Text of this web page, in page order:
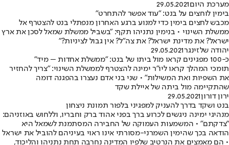
מערכת היום29.05.2021
בימין לוחצים על בנט: "עוד אפשר להתחרט"
מכבש לחצים בימין כדי למנוע ברגע האחרון מנפתלי בנט להצטרף אל
ממשלת השינוי • בנימין נתניהו תקף: "בשביל ממשלת שמאל לסכן את ארץ
ישראל? את מדינת ישראל? את צה"ל? אין גבול לציניות?"
יהודה שלזינגר29.05.2021
כ-100 מפגינים קראו מול ביתו של בנט: "ממשלת אחדות – מיד"
תומכי המהלך קראו ליו"ר ימינה להצטרף לממשלת השינוי: "צריך להחזיר
את השפיות ואת המשילות" • שני בני אדם נעצרו בהפגנה דומה
שהתקיימה מול ביתה של איילת שקד
ירון דורון29.05.2021
בנט ושקד בדרך להעניק למפגיני בלפור תמונת ניצחון
מנהיגי ימינה ניגשים לכרוע ברך בפני אהוד ברק וחבריו, וללחוש באוזניהם:
"צדקתם" • המשמעות העמוקה של החבירה המסתמנת לשמאל היא
הודאה בכך שהימין השמרני-מסורתי אינו ראוי בעיניהם להוביל את ישראל
• הם מאמצים את הנרטיב שלפיו המדינה נחרבה תחת נתניהו והליכוד,